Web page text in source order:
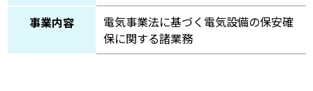
事業内容
電気事業法に基づく電気設備の保安確
保に関する諸業務